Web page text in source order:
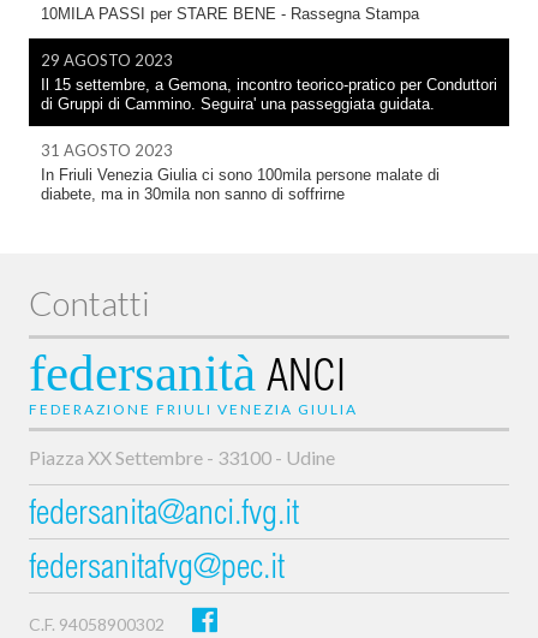
10MILA PASSI per STARE BENE - Rassegna Stampa
29 AGOSTO 2023
Il 15 settembre, a Gemona, incontro teorico-pratico per Conduttori
di Gruppi di Cammino. Seguira' una passeggiata guidata.
31 AGOSTO 2023
In Friuli Venezia Giulia ci sono 100mila persone malate di
diabete, ma in 30mila non sanno di soffrirne
Contatti
federsanità ANCI
FEDERAZIONE FRIULI VENEZIA GIULIA
Piazza XX Settembre - 33100 - Udine
federsanita@anci.fvg.it
federsanitafvg@pec.it
C.F. 94058900302